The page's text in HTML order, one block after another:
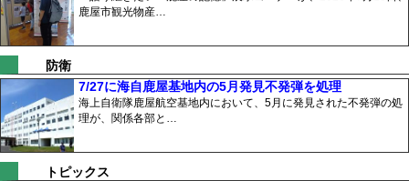
鹿屋市観光物産…
防衛
7/27に海自鹿屋基地内の5月発見不発弾を処理
海上自衛隊鹿屋航空基地内において、5月に発見された不発弾の処
理が、関係各部と…
トピックス